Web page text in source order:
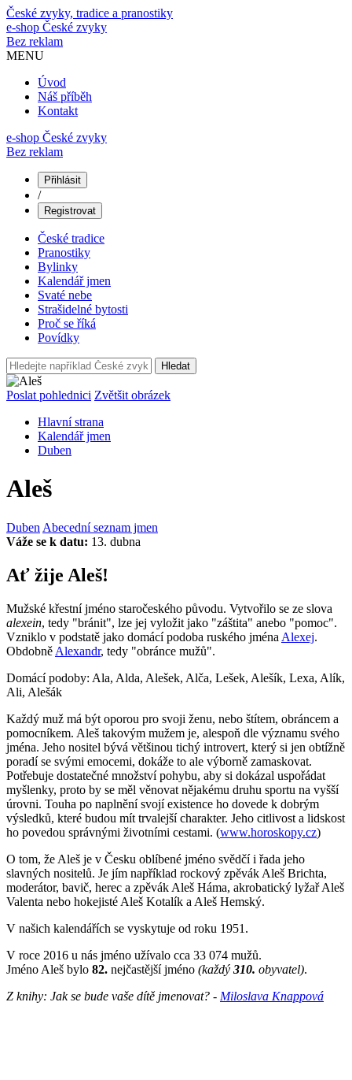
České zvyky, tradice a pranostiky
e-shop České zvyky
Bez reklam
MENU
Úvod
Náš příběh
Kontakt
e-shop České zvyky
Bez reklam
Přihlásit
/
Registrovat
České tradice
Pranostiky
Bylinky
Kalendář jmen
Svaté nebe
Strašidelné bytosti
Proč se říká
Povídky
Hledat
Poslat pohlednici Zvětšit obrázek
Hlavní strana
Kalendář jmen
Duben
Aleš
Duben Abecední seznam jmen
Váže se k datu: 13. dubna
Ať žije Aleš!
Mužské křestní jméno staročeského původu. Vytvořilo se ze slova
alexein, tedy "bránit", lze jej vyložit jako "záštita" anebo "pomoc".
Vzniklo v podstatě jako domácí podoba ruského jména Alexej.
Obdobně Alexandr, tedy "obránce mužů".
Domácí podoby: Ala, Alda, Alešek, Alča, Lešek, Alešík, Lexa, Alík,
Ali, Alešák
Každý muž má být oporou pro svoji ženu, nebo štítem, obráncem a
pomocníkem. Aleš takovým mužem je, alespoň dle významu svého
jména. Jeho nositel bývá většinou tichý introvert, který si jen obtížně
poradí se svými emocemi, dokáže to ale výborně zamaskovat.
Potřebuje dostatečné množství pohybu, aby si dokázal uspořádat
myšlenky, proto by se měl věnovat nějakému druhu sportu na vyšší
úrovni. Touha po naplnění svojí existence ho dovede k dobrým
výsledků, které budou mít trvalejší charakter. Jeho citlivost a lidskost
ho povedou správnými životními cestami. (www.horoskopy.cz)
O tom, že Aleš je v Česku oblíbené jméno svědčí i řada jeho
slavných nositelů. Je jím například rockový zpěvák Aleš Brichta,
moderátor, bavič, herec a zpěvák Aleš Háma, akrobatický lyžař Aleš
Valenta nebo hokejisté Aleš Kotalík a Aleš Hemský.
V našich kalendářích se vyskytuje od roku 1951.
V roce 2016 u nás jméno užívalo cca 33 074 mužů.
Jméno Aleš bylo 82. nejčastější jméno (každý 310. obyvatel).
Z knihy: Jak se bude vaše dítě jmenovat? - Miloslava Knappová